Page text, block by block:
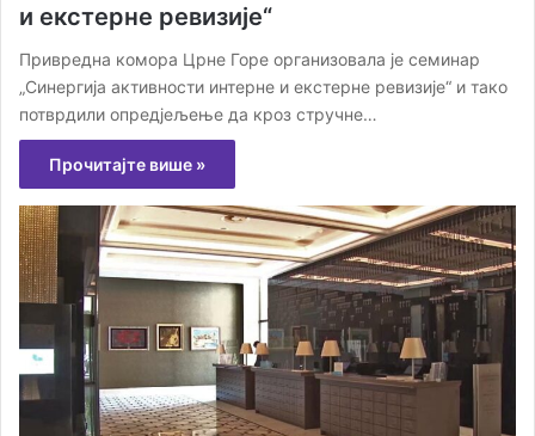
и екстерне ревизије“
Привредна комора Црне Горе организовала је семинар
„Синергија активности интерне и екстерне ревизије“ и тако
потврдили опредјељење да кроз стручне…
Прочитајте више »